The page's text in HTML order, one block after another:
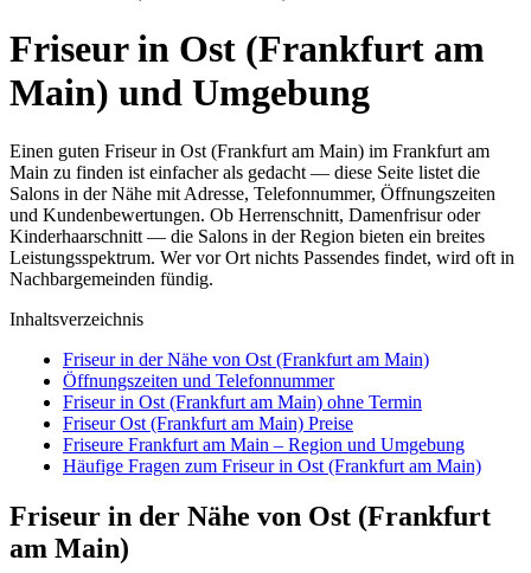
Friseur in Ost (Frankfurt am
Main) und Umgebung
Einen guten Friseur in Ost (Frankfurt am Main) im Frankfurt am
Main zu finden ist einfacher als gedacht — diese Seite listet die
Salons in der Nähe mit Adresse, Telefonnummer, Öffnungszeiten
und Kundenbewertungen. Ob Herrenschnitt, Damenfrisur oder
Kinderhaarschnitt — die Salons in der Region bieten ein breites
Leistungsspektrum. Wer vor Ort nichts Passendes findet, wird oft in
Nachbargemeinden fündig.
Inhaltsverzeichnis
Friseur in der Nähe von Ost (Frankfurt am Main)
Öffnungszeiten und Telefonnummer
Friseur in Ost (Frankfurt am Main) ohne Termin
Friseur Ost (Frankfurt am Main) Preise
Friseure Frankfurt am Main – Region und Umgebung
Häufige Fragen zum Friseur in Ost (Frankfurt am Main)
Friseur in der Nähe von Ost (Frankfurt
am Main)